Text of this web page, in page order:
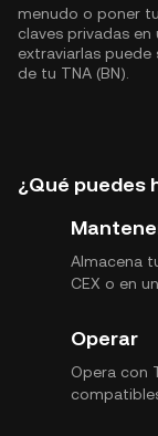
menudo o poner
claves privadas en
extraviarlas
de tu TNA (BN).
¿Qué puedes
Almacena
CEX o en
Operar
Opera con